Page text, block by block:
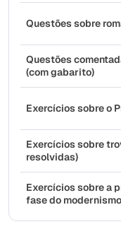
Questões sobre
Questões
(com gabarito)
Exercícios sobre o
Exercícios sobre
resolvidas)
Exercícios sobre a
fase do